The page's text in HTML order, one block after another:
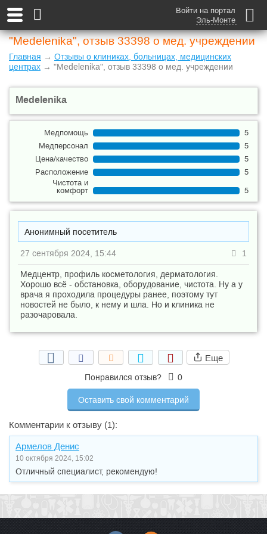
Войти на портал
Эль-Монте
"Medelenika", отзыв 33398 о мед. учреждении
Главная → Отзывы о клиниках, больницах, медицинских
центрах → "Medelenika", отзыв 33398 о мед. учреждении
Medelenika
Медпомощь
5
Медперсонал
5
Цена/качество
5
Расположение
5
Чистота и
комфорт
5
Анонимный посетитель
1
27 сентября 2024, 15:44
Медцентр, профиль косметология, дерматология.
Хорошо всё - обстановка, оборудование, чистота. Ну а у
врача я проходила процедуры ранее, поэтому тут
новостей не было, к нему и шла. Но и клиника не
разочаровала.
Еще
Понравился отзыв? 0
Оставить свой комментарий
Комментарии к отзыву (1):
Армелов Денис
10 октября 2024, 15:02
Отличный специалист, рекомендую!